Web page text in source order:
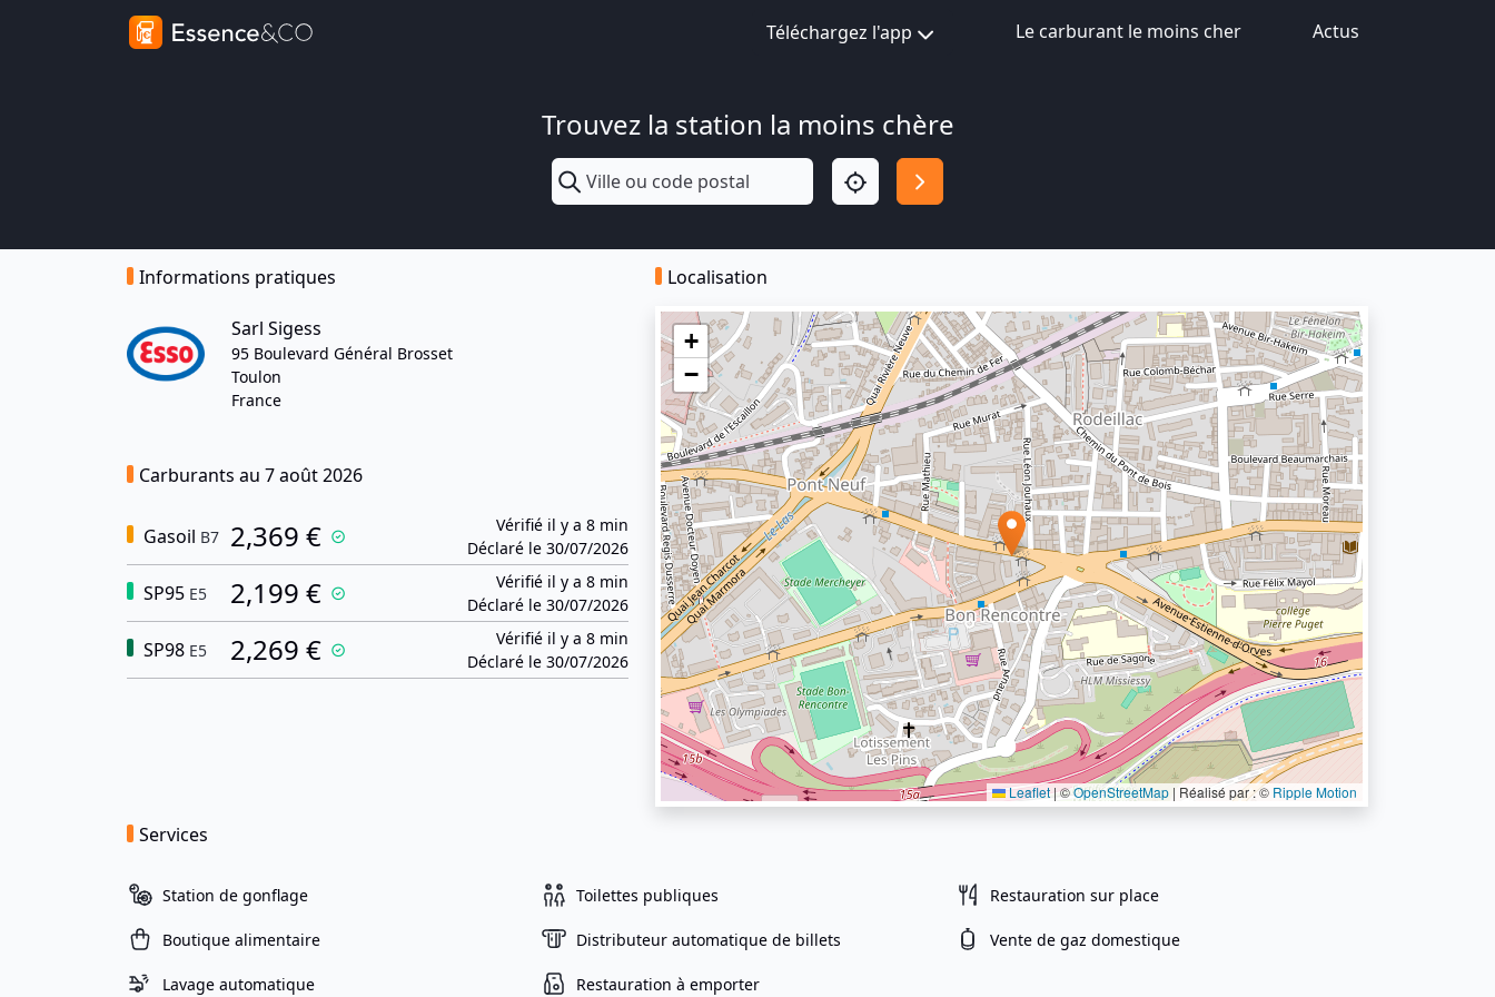
Téléchargez l'app Le carburant le moins cher Actus
Trouvez la station la moins chère
Informations pratiques
Sarl Sigess
95 Boulevard Général Brosset
Toulon
France
Carburants au 7 août 2026
Gasoil B7 2,369 €
Vérifié il y a 8 min
Déclaré le 30/07/2026
SP95 E5 2,199 €
Vérifié il y a 8 min
Déclaré le 30/07/2026
SP98 E5 2,269 €
Vérifié il y a 8 min
Déclaré le 30/07/2026
Localisation
+
−
Leaflet|©OpenStreetMap | Réalisé par : © Ripple Motion
Services
Station de gonflage Toilettes publiques Restauration sur place
Boutique alimentaire Distributeur automatique de billets Vente de gaz domestique
Lavage automatique Restauration à emporter